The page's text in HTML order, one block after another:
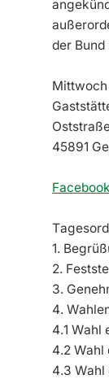
der Bund
Mittwoch
45891
1.
2.
3.
4.
4.1 Wahl
4.2 Wahl
4.3